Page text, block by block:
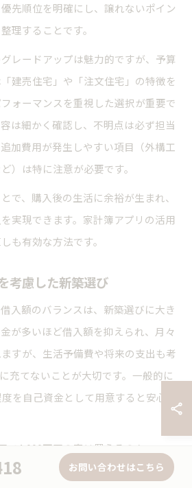
先順位を明確にし、譲れないポイン
理することです。
レードアップは魅力的ですが、予算
建売住宅」や「注文住宅」の特徴を
ォーマンスを重視した選択が重要で
は細かく確認し、不明点は必ず担当
加費用が発生しやすい項目（外構工
）は特に注意が必要です。
で、購入後の生活に余裕が生まれ、
実現できます。家計簿アプリの活用
も有効な方法です。
考慮した新築選び
入額のバランスは、新築選びに大き
が多いほど借入額を抑えられ、月々
すが、生活予備費や将来の支出も考
充てないことが大切です。一般的に
を自己資金として用意すると安心で
で4,000万円の家は買えるのか」
で家は建てられるのか」など、よくあ
お問い合わせはこちら